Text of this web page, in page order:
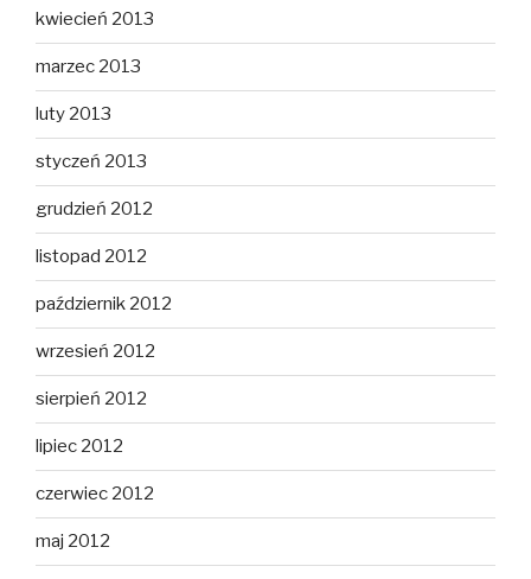
kwiecień 2013
marzec 2013
luty 2013
styczeń 2013
grudzień 2012
listopad 2012
październik 2012
wrzesień 2012
sierpień 2012
lipiec 2012
czerwiec 2012
maj 2012